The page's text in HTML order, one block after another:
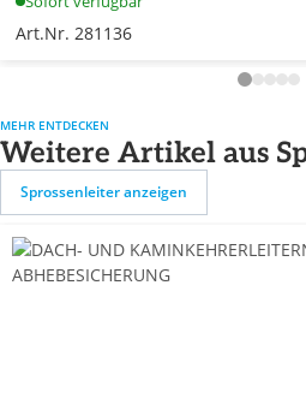
Art.Nr. 281136
MEHR ENTDECKEN
Weitere Artikel aus
Sprossenleiter anzeigen